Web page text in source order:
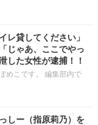
レ貸してください」
じゃあ、ここでやっ
した女性が逮捕！！
めこです。 編集部内で
しー（指原莉乃）を